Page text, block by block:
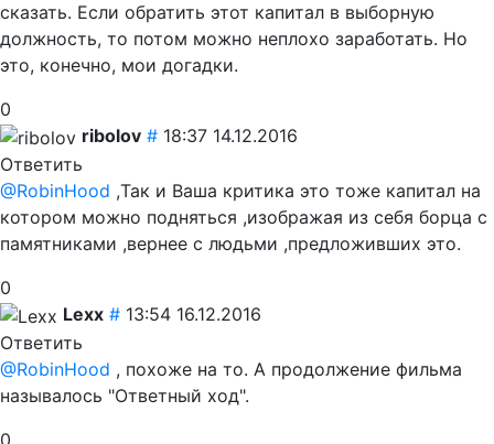
сказать. Если обратить этот капитал в выборную
должность, то потом можно неплохо заработать. Но
это, конечно, мои догадки.
0
ribolov # 18:37 14.12.2016
Ответить
@RobinHood ,Так и Ваша критика это тоже капитал на
котором можно подняться ,изображая из себя борца с
памятниками ,вернее с людьми ,предложивших это.
0
Lexx # 13:54 16.12.2016
Ответить
@RobinHood , похоже на то. А продолжение фильма
называлось "Ответный ход".
0